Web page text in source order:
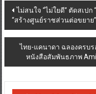
Post
navigation
ไม่สนใจ “ไม่ใยดี” ตัดสเปก
“สร้างศูนย์ราชส่วนต่อขยาย”
ไทย-แคนาดา ฉลองครบ
หนังสือสัมพันธภาพ